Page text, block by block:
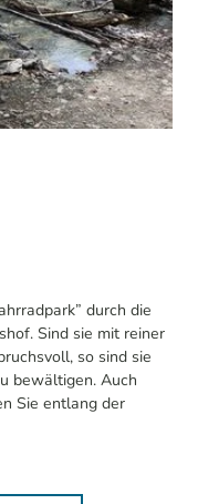
durch die
Sind sie mit reiner
so sind sie
bewältigen. Auch
Sie entlang der